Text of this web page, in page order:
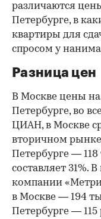
различаются
Петербурге, в
квартиры для
спросом у
Разница цен
В Москве цены
Петербурге, во
ЦИАН, в Москве
вторичном рынке
Петербурге — 118
составляет 31%.
компании
в Москве — 194
Петербурге — 115